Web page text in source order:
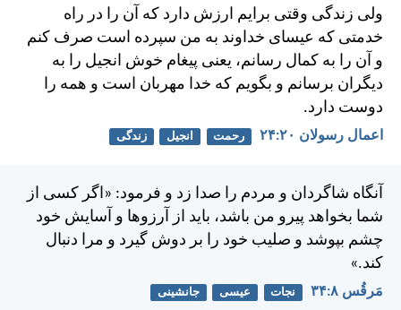
ولی زندگی وقتی برايم ارزش دارد كه آن را در راه
خدمتی كه عيسای خداوند به من سپرده است صرف كنم
و آن را به كمال رسانم، يعنی پيغام خوش انجيل را به
ديگران برسانم و بگويم كه خدا مهربان است و همه را
دوست دارد.
اعمال رسولان ۲۰:‏۲۴ رحمت انجیل زندگی
آنگاه شاگردان و مردم را صدا زد و فرمود: «اگر كسی از
شما بخواهد پيرو من باشد، بايد از آرزوها و آسايش خود
چشم بپوشد و صليب خود را بر دوش گيرد و مرا دنبال
كند.»
مَرقُس ۸:‏۳۴ نجات عیسی جانشینی